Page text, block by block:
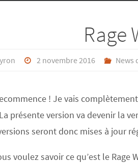
Rage
2 novembre 2016 News
! Je vais
présente version va devenir la
seront donc mises à jour
voulez savoir ce qu’est le